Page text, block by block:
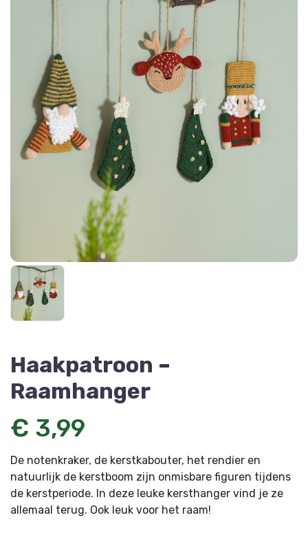
Haakpatroon –
Raamhanger
€ 3,99
De notenkraker, de kerstkabouter, het rendier en
natuurlijk de kerstboom zijn onmisbare figuren tijdens
de kerstperiode. In deze leuke kersthanger vind je ze
allemaal terug. Ook leuk voor het raam!